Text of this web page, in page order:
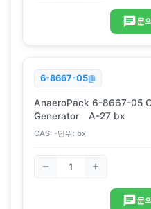
문
6-8667-05
AnaeroPack 6-8667-05
Generator A-27 bx
CAS: -단위: bx
문